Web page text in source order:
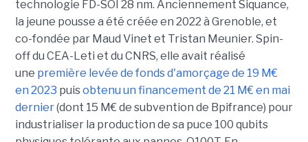
technologie FD-SOI 28 nm. Anciennement Siquance,
la jeune pousse a été créée en 2022 à Grenoble, et
co-fondée par Maud Vinet et Tristan Meunier. Spin-
off du CEA-Leti et du CNRS, elle avait réalisé
une première levée de fonds d'amorçage de 19 M€
en 2023 puisobtenu un financement de 21 M€ en mai
dernier(dont 15 M€ de subvention de Bpifrance) pour
industrialiser la production de sa puce 100 qubits